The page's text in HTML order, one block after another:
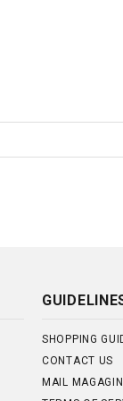
SHOPPING
CONTACT US
MAIL